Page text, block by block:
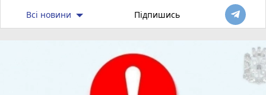
Всі новини Підпишись